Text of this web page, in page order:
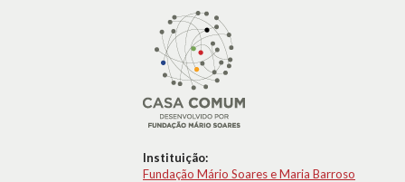
Instituição:
Fundação Mário Soares e Maria Barroso